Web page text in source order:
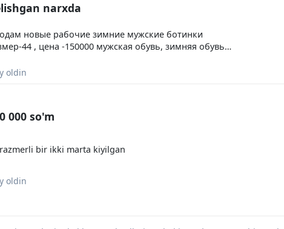
narxda
новые рабочие зимние мужские ботинки
44 , цена -150000 мужская обувь, зимняя обувь,
oldin
000 so'm
bir ikki marta kiyilgan
oldin